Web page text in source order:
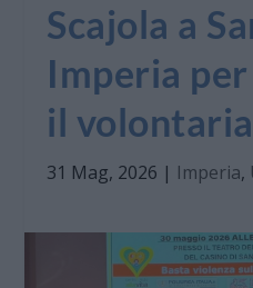
Scajola a
Imperia
il
31 Mag, 2026 | Imperia,